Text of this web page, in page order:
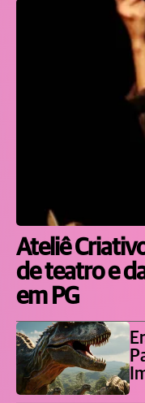
Ateliê
de teatro e
em PG